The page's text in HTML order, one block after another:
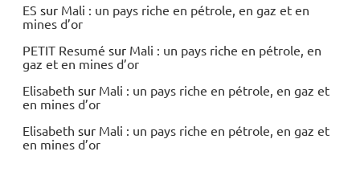
ES sur Mali : un pays riche en pétrole, en gaz et en
mines d’or
PETIT Resumé sur Mali : un pays riche en pétrole, en
gaz et en mines d’or
Elisabeth sur Mali : un pays riche en pétrole, en gaz et
en mines d’or
Elisabeth sur Mali : un pays riche en pétrole, en gaz et
en mines d’or